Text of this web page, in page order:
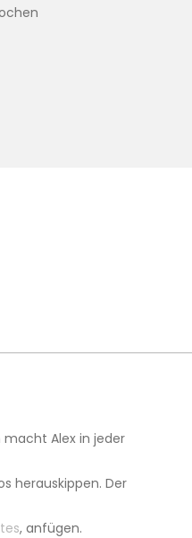
Alex in jeder
herauskippen. Der
, anfügen.